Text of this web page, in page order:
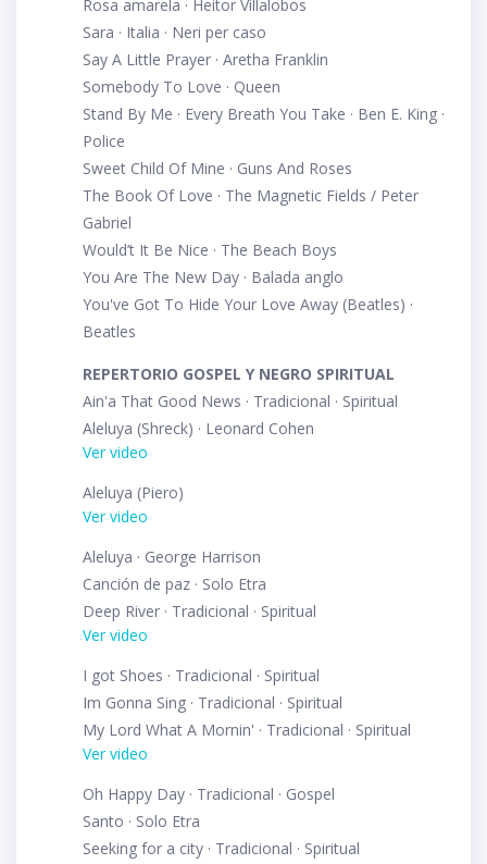
Rosa amarela · Heitor Villalobos
Sara · Italia · Neri per caso
Say A Little Prayer · Aretha Franklin
Somebody To Love · Queen
Stand By Me · Every Breath You Take · Ben E. King ·
Police
Sweet Child Of Mine · Guns And Roses
The Book Of Love · The Magnetic Fields / Peter
Gabriel
Would’t It Be Nice · The Beach Boys
You Are The New Day · Balada anglo
You've Got To Hide Your Love Away (Beatles) ·
Beatles
REPERTORIO GOSPEL Y NEGRO SPIRITUAL
Ain'a That Good News · Tradicional · Spiritual
Aleluya (Shreck) · Leonard Cohen
Ver video
Aleluya (Piero)
Ver video
Aleluya · George Harrison
Canción de paz · Solo Etra
Deep River · Tradicional · Spiritual
Ver video
I got Shoes · Tradicional · Spiritual
Im Gonna Sing · Tradicional · Spiritual
My Lord What A Mornin' · Tradicional · Spiritual
Ver video
Oh Happy Day · Tradicional · Gospel
Santo · Solo Etra
Seeking for a city · Tradicional · Spiritual